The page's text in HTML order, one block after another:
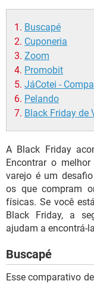
Buscapé
Cuponeria
Zoom
Promobit
JáCotei -
Pelando
Black Friday de
A Black Friday
Encontrar o
varejo é um
os que compram
físicas. Se você
Black Friday, a
ajudam a encontrá-
Buscapé
Esse comparativo